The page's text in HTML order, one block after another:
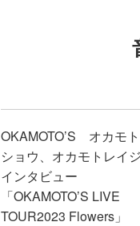
OKAMOTO’S オカモト
ショウ、オカモトレイジ
インタビュー
「OKAMOTO’S LIVE
TOUR2023 Flowers」